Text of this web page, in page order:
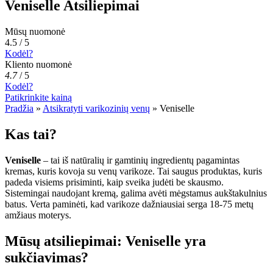
Veniselle Atsiliepimai
Mūsų nuomonė
4.5 / 5
Kodėl?
Kliento nuomonė
4.7/ 5
Kodėl?
Patikrinkite kainą
Pradžia » Atsikratyti varikozinių venų » Veniselle
Kas tai?
Veniselle – tai iš natūralių ir gamtinių ingredientų pagamintas
kremas, kuris kovoja su venų varikoze. Tai saugus produktas, kuris
padeda visiems prisiminti, kaip sveika judėti be skausmo.
Sistemingai naudojant kremą, galima avėti mėgstamus aukštakulnius
batus. Verta paminėti, kad varikoze dažniausiai serga 18-75 metų
amžiaus moterys.
Mūsų atsiliepimai: Veniselle yra
sukčiavimas?